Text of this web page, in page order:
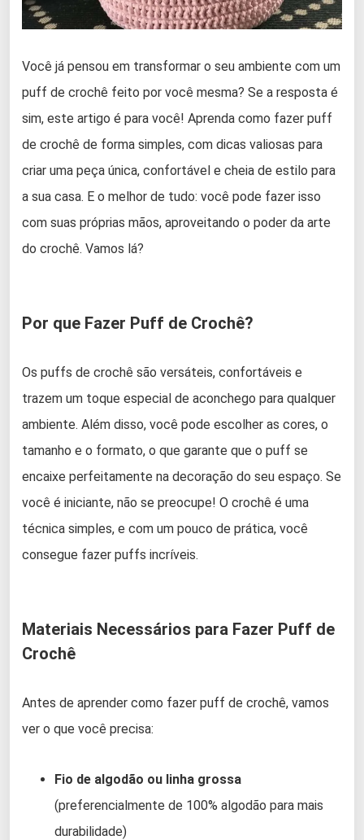
Você já pensou em transformar o seu ambiente com um
puff de crochê feito por você mesma? Se a resposta é
sim, este artigo é para você! Aprenda como fazer puff
de crochê de forma simples, com dicas valiosas para
criar uma peça única, confortável e cheia de estilo para
a sua casa. E o melhor de tudo: você pode fazer isso
com suas próprias mãos, aproveitando o poder da arte
do crochê. Vamos lá?
Por que Fazer Puff de Crochê?
Os puffs de crochê são versáteis, confortáveis e
trazem um toque especial de aconchego para qualquer
ambiente. Além disso, você pode escolher as cores, o
tamanho e o formato, o que garante que o puff se
encaixe perfeitamente na decoração do seu espaço. Se
você é iniciante, não se preocupe! O crochê é uma
técnica simples, e com um pouco de prática, você
consegue fazer puffs incríveis.
Materiais Necessários para Fazer Puff de
Crochê
Antes de aprender como fazer puff de crochê, vamos
ver o que você precisa:
Fio de algodão ou linha grossa
(preferencialmente de 100% algodão para mais
durabilidade)